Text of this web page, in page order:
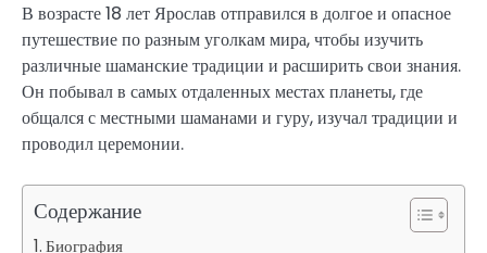
В возрасте 18 лет Ярослав отправился в долгое и опасное
путешествие по разным уголкам мира, чтобы изучить
различные шаманские традиции и расширить свои знания.
Он побывал в самых отдаленных местах планеты, где
общался с местными шаманами и гуру, изучал традиции и
проводил церемонии.
Содержание
Биография